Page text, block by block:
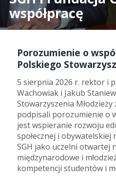
współpracę
Porozumienie o
Polskiego
5 sierpnia 2026 r. rektor i
Wachowiak i Jakub
Stowarzyszenia
podpisali porozumienie o
jest wspieranie rozwoju
społecznej i obywatelskiej
SGH jako uczelni otwartej
międzynarodowe i
kompetencji studentów i